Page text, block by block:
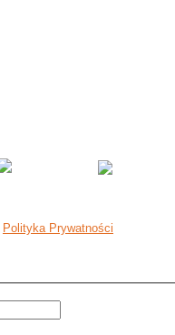
Polityka Prywatności